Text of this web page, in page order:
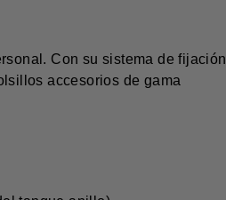
Con su sistema de fijación
accesorios de gama